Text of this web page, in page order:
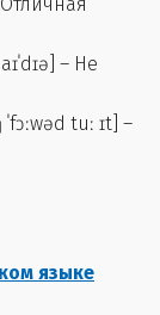
– Не
ˈfɔːwəd tuː ɪt] –
языке